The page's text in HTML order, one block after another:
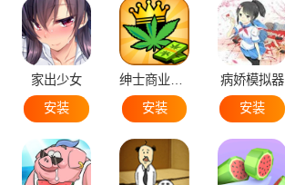
家出少女
安装
绅士商业策略
安装
病娇模拟器
安装